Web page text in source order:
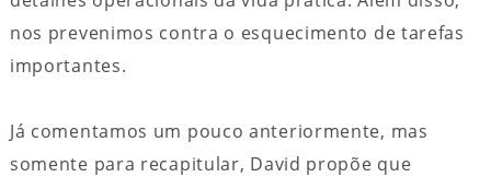
nos prevenimos contra o esquecimento de tarefas
importantes.
Já comentamos um pouco anteriormente, mas
somente para recapitular, David propõe que